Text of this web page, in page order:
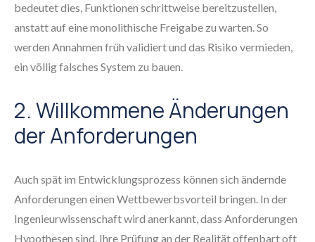
bedeutet dies, Funktionen schrittweise bereitzustellen,
anstatt auf eine monolithische Freigabe zu warten. So
werden Annahmen früh validiert und das Risiko vermieden,
ein völlig falsches System zu bauen.
2. Willkommene Änderungen
der Anforderungen
Auch spät im Entwicklungsprozess können sich ändernde
Anforderungen einen Wettbewerbsvorteil bringen. In der
Ingenieurwissenschaft wird anerkannt, dass Anforderungen
Hypothesen sind. Ihre Prüfung an der Realität offenbart oft